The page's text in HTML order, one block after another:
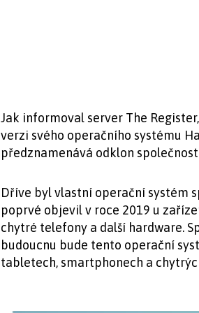
Jak informoval server The
verzi svého operačního systému
předznamenává odklon
Dříve byl vlastní operační systém
poprvé objevil v roce 2019 u
chytré telefony a další hardware.
budoucnu bude tento operační
tabletech, smartphonech a